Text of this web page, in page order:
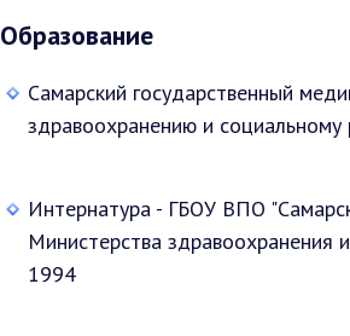
Образование
Самарский государственный
здравоохранению и
Интернатура - ГБОУ ВПО
Министерства здравоохранения
1994